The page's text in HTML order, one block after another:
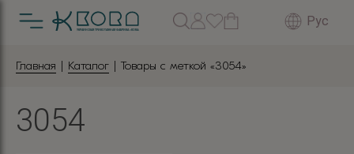
Рус
Главная | Каталог | Товары с меткой «3054»
3054